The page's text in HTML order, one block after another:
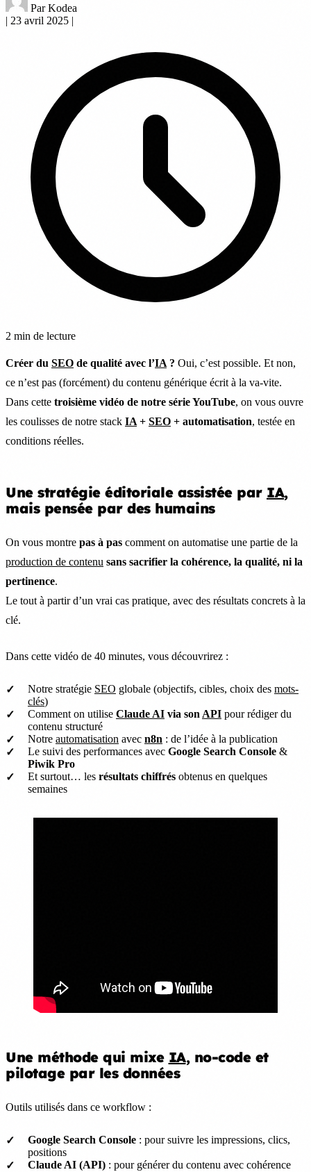
Par Kodea
| 23 avril 2025 |
2 min de lecture
Créer du SEO de qualité avec l’IA ? Oui, c’est possible. Et non,
ce n’est pas (forcément) du contenu générique écrit à la va-vite.
Dans cette troisième vidéo de notre série YouTube, on vous ouvre
les coulisses de notre stack IA + SEO + automatisation, testée en
conditions réelles.
Une stratégie éditoriale assistée par IA,
mais pensée par des humains
On vous montre pas à pas comment on automatise une partie de la
production de contenu sans sacrifier la cohérence, la qualité, ni la
pertinence.
Le tout à partir d’un vrai cas pratique, avec des résultats concrets à la
clé.
Dans cette vidéo de 40 minutes, vous découvrirez :
Notre stratégie SEO globale (objectifs, cibles, choix des mots-
clés)
Comment on utilise Claude AI via son API pour rédiger du
contenu structuré
Notre automatisation avec n8n : de l’idée à la publication
Le suivi des performances avec Google Search Console &
Piwik Pro
Et surtout… les résultats chiffrés obtenus en quelques
semaines
Une méthode qui mixe IA, no-code et
pilotage par les données
Outils utilisés dans ce workflow :
Google Search Console : pour suivre les impressions, clics,
positions
Claude AI (API) : pour générer du contenu avec cohérence